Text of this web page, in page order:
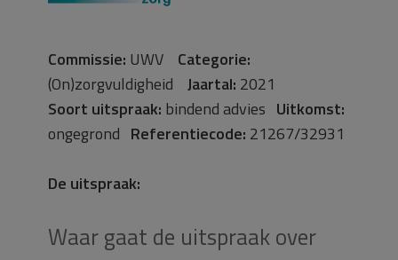
Commissie: UWV Categorie:
(On)zorgvuldigheid Jaartal: 2021
Soort uitspraak: bindend advies Uitkomst:
ongegrond Referentiecode: 21267/32931
De uitspraak:
Waar gaat de uitspraak over